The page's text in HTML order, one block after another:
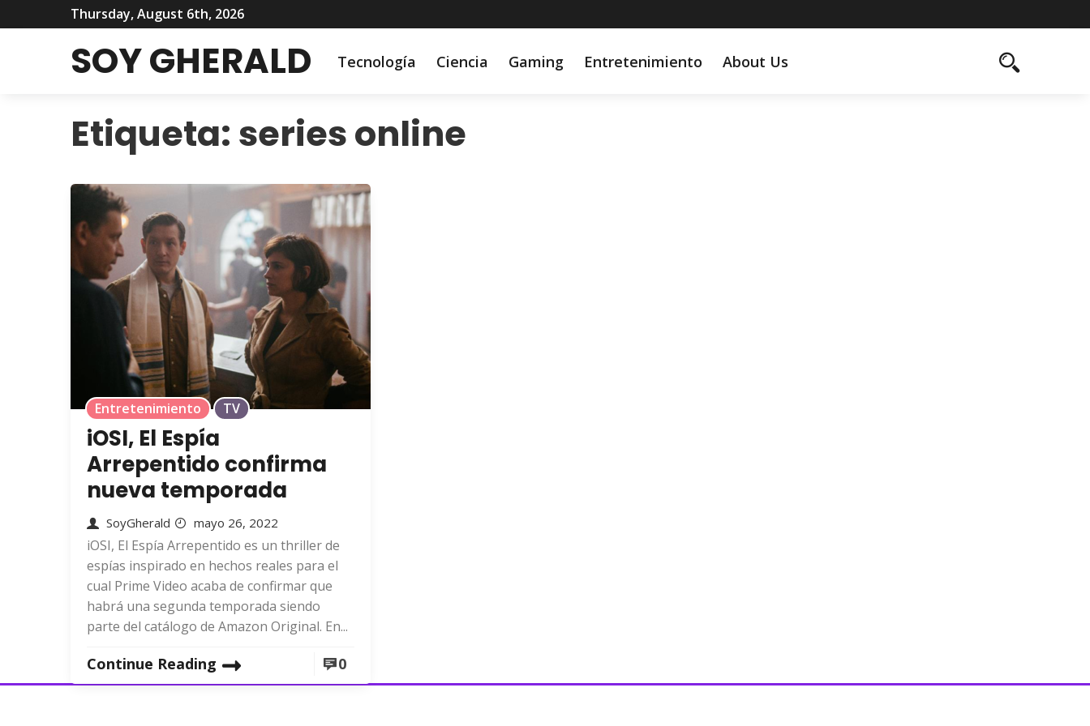
Thursday, August 6th, 2026
SOY GHERALD Tecnología Ciencia Gaming Entretenimiento About Us
Etiqueta: series online
Entretenimiento TV
iOSI, El Espía
Arrepentido confirma
nueva temporada
SoyGherald mayo 26, 2022
iOSI, El Espía Arrepentido es un thriller de
espías inspirado en hechos reales para el
cual Prime Video acaba de confirmar que
habrá una segunda temporada siendo
parte del catálogo de Amazon Original. En...
Continue Reading 0